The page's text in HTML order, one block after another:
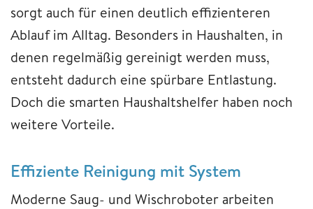
sorgt auch für einen deutlich effizienteren
Ablauf im Alltag. Besonders in Haushalten, in
denen regelmäßig gereinigt werden muss,
entsteht dadurch eine spürbare Entlastung.
Doch die smarten Haushaltshelfer haben noch
weitere Vorteile.
Effiziente Reinigung mit System
Moderne Saug- und Wischroboter arbeiten